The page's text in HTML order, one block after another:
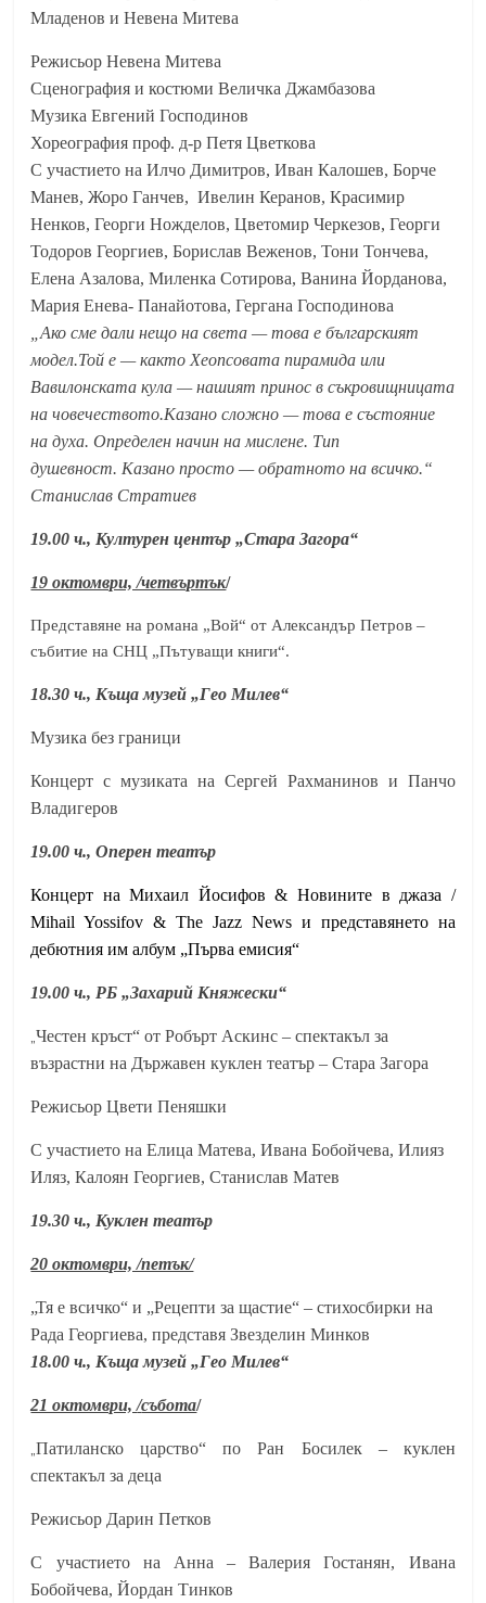
Младенов и Невена Митева
Режисьор Невена Митева
Сценография и костюми Величка Джамбазова
Музика Евгений Господинов
Хореография проф. д-р Петя Цветкова
С участието на Илчо Димитров, Иван Калошев, Борче
Манев, Жоро Ганчев, Ивелин Керанов, Красимир
Ненков, Георги Ножделов, Цветомир Черкезов, Георги
Тодоров Георгиев, Борислав Веженов, Тони Тончева,
Елена Азалова, Миленка Сотирова, Ванина Йорданова,
Мария Енева- Панайотова, Гергана Господинова
„Ако сме дали нещо на света — това е българският
модел.Той е — както Хеопсовата пирамида или
Вавилонската кула — нашият принос в съкровищницата
на човечеството.Казано сложно — това е състояние
на духа. Определен начин на мислене. Тип
душевност. Казано просто — обратното на всичко.“
Станислав Стратиев
19.00 ч., Културен център „Стара Загора“
19 октомври, /четвъртък/
Представяне на романа „Вой“ от Александър Петров –
събитие на СНЦ „Пътуващи книги“.
18.30 ч., Къща музей „Гео Милев“
Музика без граници
Концерт с музиката на Сергей Рахманинов и Панчо
Владигеров
19.00 ч., Оперен театър
Концерт на Михаил Йосифов & Новините в джаза /
Mihail Yossifov & The Jazz News и представянето на
дебютния им албум „Първа емисия“
19.00 ч., РБ „Захарий Княжески“
„Честен кръст“ от Робърт Аскинс – спектакъл за
възрастни на Държавен куклен театър – Стара Загора
Режисьор Цвети Пеняшки
С участието на Елица Матева, Ивана Бобойчева, Илияз
Иляз, Калоян Георгиев, Станислав Матев
19.30 ч., Куклен театър
20 октомври, /петък/
„Тя е всичко“ и „Рецепти за щастие“ – стихосбирки на
Рада Георгиева, представя Звезделин Минков
18.00 ч., Къща музей „Гео Милев“
21 октомври,/събота/
„Патиланско царство“ по Ран Босилек – куклен
спектакъл за деца
Режисьор Дарин Петков
С участието на Анна – Валерия Гостанян, Ивана
Бобойчева, Йордан Тинков